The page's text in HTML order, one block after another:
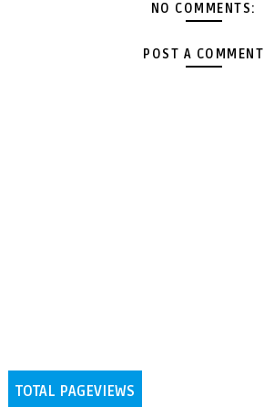
NO COMMENTS:
POST A COMMENT
TOTAL PAGEVIEWS